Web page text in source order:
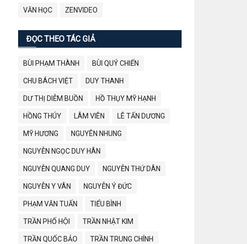
VĂN HỌC ZENVIDEO
ĐỌC THEO TÁC GIẢ
BÙI PHẠM THÀNH BÙI QUÝ CHIẾN
CHU BÁCH VIỆT DUY THANH
DƯ THỊ DIỄM BUỒN HỒ THỤY MỸ HẠNH
HỒNG THÚY LÂM VIÊN LÊ TẤN DƯƠNG
MỸ HƯƠNG NGUYÊN NHUNG
NGUYỄN NGỌC DUY HÂN
NGUYỄN QUANG DUY NGUYỄN THỨ DÂN
NGUYỄN Y VÂN NGUYỄN Ý ĐỨC
PHẠM VĂN TUẤN TIỂU BÌNH
TRẦN PHỐ HỘI TRẦN NHẬT KIM
TRẦN QUỐC BẢO TRẦN TRUNG CHÍNH